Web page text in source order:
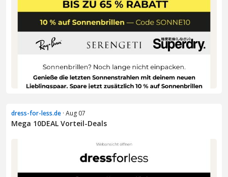
dress-for-less.de · Aug 07
Mega 10DEAL Vorteil-Deals